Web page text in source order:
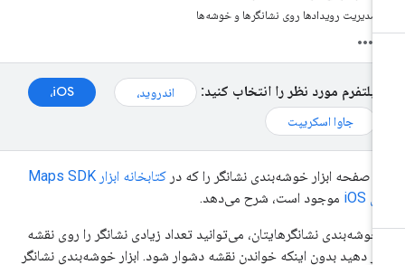
مدیریت رویدادها روی نشانگرها و خوشه‌ها
پلتفرم مورد نظر را انتخاب کنید: اندروید،
iOS،
جاوا اسکریپت
صفحه ابزار خوشه‌بندی نشانگر را که در
کتابخانه ابزار Maps SDK
موجود است، شرح می‌دهد.
خوشه‌بندی نشانگرهایتان، می‌توانید تعداد زیادی نشانگر را روی نقشه
دهید بدون اینکه خواندن نقشه دشوار شود. ابزار خوشه‌بندی نشانگر